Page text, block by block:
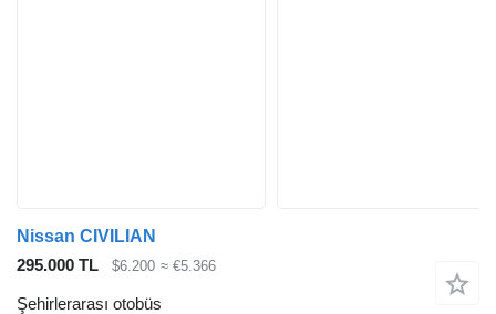
Nissan CIVILIAN
295.000 TL
$6.200 ≈ €5.366
Şehirlerarası otobüs